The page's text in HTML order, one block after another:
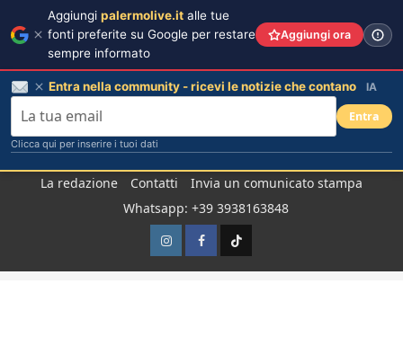
La redazione Contatti
Invia un comunicato stampa
Whatsapp: +39 3938163848
InstagramFacebook
TikTok
Aggiungi palermolive.it alle tue
fonti preferite su Google per restare
sempre informato
Aggiungi ora
Entra nella community - ricevi le notizie che contano IA
Entra
Clicca qui per inserire i tuoi dati